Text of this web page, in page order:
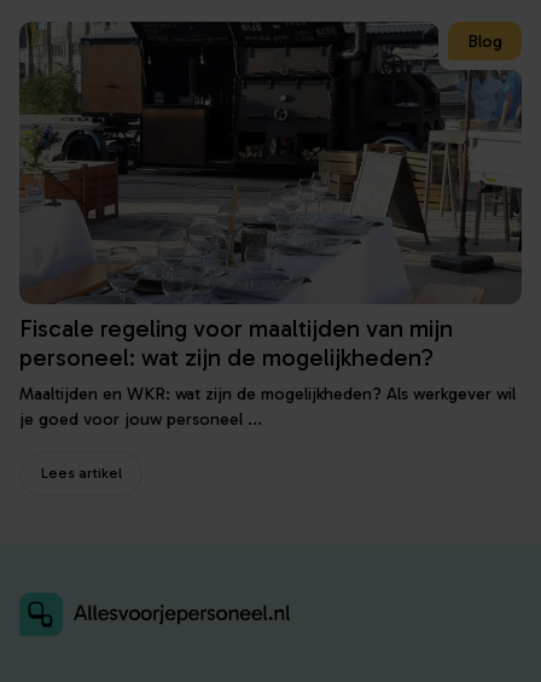
Blog
Fiscale regeling voor maaltijden van mijn
personeel: wat zijn de mogelijkheden?
Maaltijden en WKR: wat zijn de mogelijkheden? Als werkgever wil
je goed voor jouw personeel ...
Lees artikel